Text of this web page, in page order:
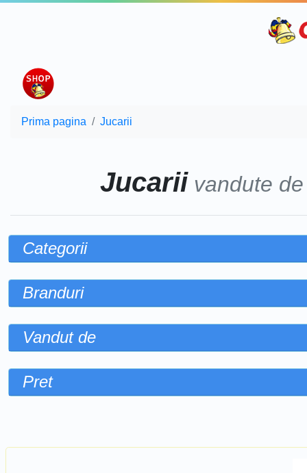
Prima pagina Jucarii
Jucariivandute
Categorii
Branduri
Vandut de
Pret